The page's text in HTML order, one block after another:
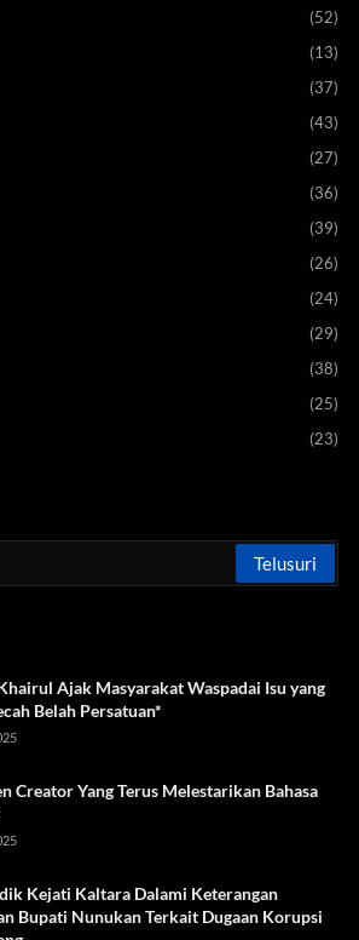
(52)
(13)
(37)
(43)
(27)
(36)
(39)
(26)
(24)
(29)
(38)
(25)
(23)
Ajak Masyarakat Waspadai Isu yang
Belah Persatuan*
Creator Yang Terus Melestarikan Bahasa
Kejati Kaltara Dalami Keterangan
Bupati Nunukan Terkait Dugaan Korupsi